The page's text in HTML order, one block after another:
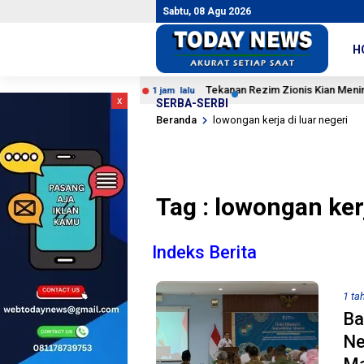
Sabtu, 08 Agu 2026
SERBA-SERBI
x
Lawan Iran 1 jam lalu Tekanan Rezim Zionis Kian Meningkat,
Beranda lowongan kerja di luar negeri
Tag : lowongan
Indeks Berita
1